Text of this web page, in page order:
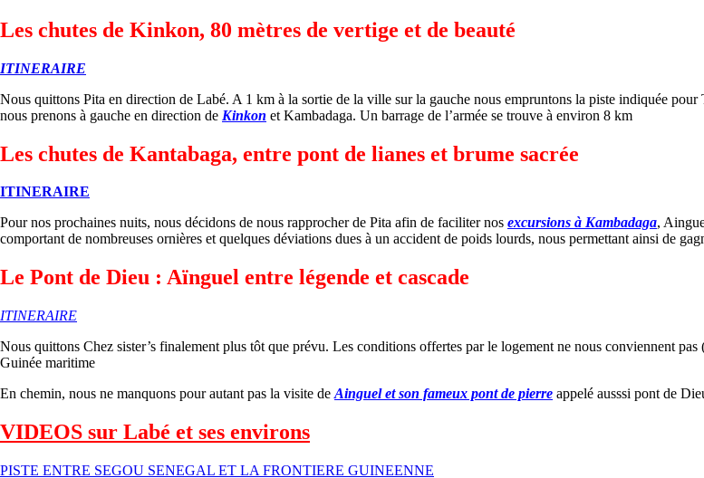
Les chutes de Kinkon, 80 mètres de vertige et de beauté
ITINERAIRE
Nous quittons Pita en direction de Labé. A 1 km à la sortie de la ville sur la gauche nous empruntons la piste indiquée
nous prenons à gauche en direction de Kinkon et Kambadaga. Un barrage de l’armée se trouve à environ 8 km
Les chutes de Kantabaga, entre pont de lianes et brume sacrée
ITINERAIRE
Pour nos prochaines nuits, nous décidons de nous rapprocher de Pita afin de faciliter nos excursions à Kambadaga,
comportant de nombreuses ornières et quelques déviations dues à un accident de poids lourds, nous permettant ainsi de
Le Pont de Dieu : Aïnguel entre légende et cascade
ITINERAIRE
Nous quittons Chez sister’s finalement plus tôt que prévu. Les conditions offertes par le logement ne nous conviennent
Guinée maritime
En chemin, nous ne manquons pour autant pas la visite de Ainguel et son fameux pont de pierre appelé ausssi pont de
VIDEOS sur Labé et ses environs
PISTE ENTRE SEGOU SENEGAL ET LA FRONTIERE GUINEENNE